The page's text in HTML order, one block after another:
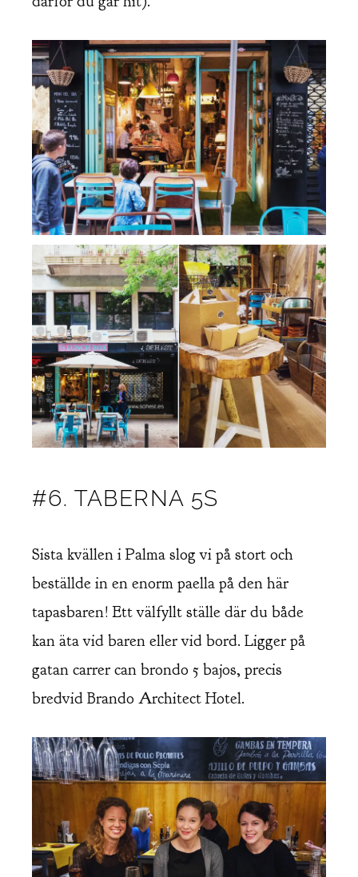
#6. TABERNA 5S
Sista kvällen i Palma slog vi på stort och
beställde in en enorm paella på den här
tapasbaren! Ett välfyllt ställe där du både
kan äta vid baren eller vid bord. Ligger på
gatan carrer can brondo 5 bajos, precis
bredvid Brando Architect Hotel.